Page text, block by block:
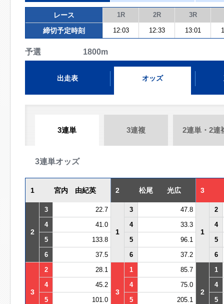
レース 1R 2R 3R
締切予定時刻 12:03 12:33 13:01
予選 1800m
出走表 オッズ
3連単 3連複 2連単・2連
3連単オッズ
1 宮内 由紀英 2 松尾 光広 3
2
3 22.7
1
3 47.8
1
2
4
41.0 4 33.3
4
5
133.8 5 96.1
5
6
37.5 6 37.2 6
3
2 28.1
3
1 85.7
2
1
4
45.2 4 75.0
4
5
101.0 5 205.1
5